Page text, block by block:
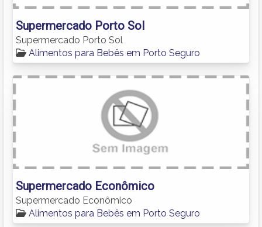
Supermercado Porto Sol
Supermercado Porto Sol
Alimentos para Bebês em Porto Seguro
Supermercado Econômico
Supermercado Econômico
Alimentos para Bebês em Porto Seguro